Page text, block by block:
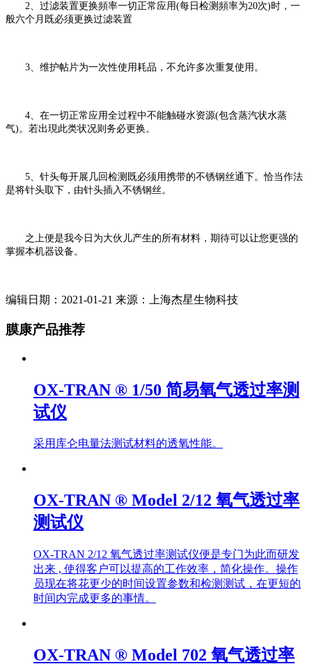
2、过滤装置更换頻率一切正常应用(每日检测頻率为20次)时，一
般六个月既必须更换过滤装置
3、维护帖片为一次性使用耗品，不允许多次重复使用。
4、在一切正常应用全过程中不能触碰水资源(包含蒸汽状水蒸
气)。若出現此类状况则务必更换。
5、针头每开展几回检测既必须用携带的不锈钢丝通下。恰当作法
是将针头取下，由针头插入不锈钢丝。
之上便是我今日为大伙儿产生的所有材料，期待可以让您更强的
掌握本机器设备。
编辑日期：2021-01-21 来源：上海杰星生物科技
膜康产品推荐
OX-TRAN ® 1/50 简易氧气透过率测
试仪
采用库仑电量法测试材料的透氧性能。
OX-TRAN ® Model 2/12 氧气透过率
测试仪
OX-TRAN 2/12 氧气透过率测试仪便是专门为此而研发
出来 , 使得客户可以提高的工作效率，简化操作。操作
员现在将花更少的时间设置参数和检测测试，在更短的
时间内完成更多的事情。
OX-TRAN ® Model 702 氧气透过率